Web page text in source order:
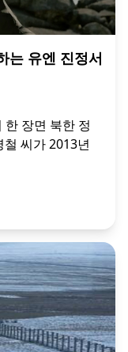
는 유엔 진정서
장면 북한 정
씨가 2013년